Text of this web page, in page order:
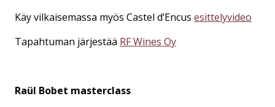
Käy vilkaisemassa myös Castel d’Encus esittelyvideo
Tapahtuman järjestää RF Wines Oy
Raül Bobet masterclass